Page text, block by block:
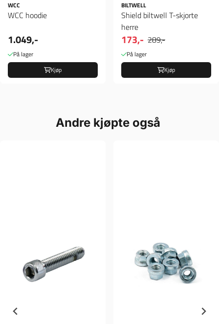
WCC
WCC hoodie
1.049,-
På lager
Kjøp
BILTWELL
Shield biltwell T-skjorte
herre
173,- 289,-
På lager
Kjøp
Andre kjøpte også